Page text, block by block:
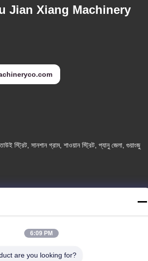
Jian Xiang Machinery
স্ট্রিট, সানশান গ্রাম, শাওয়ান স্ট্রিট, প্যানু জেলা, গুয়াংজু
6:09 PM
are you looking for?